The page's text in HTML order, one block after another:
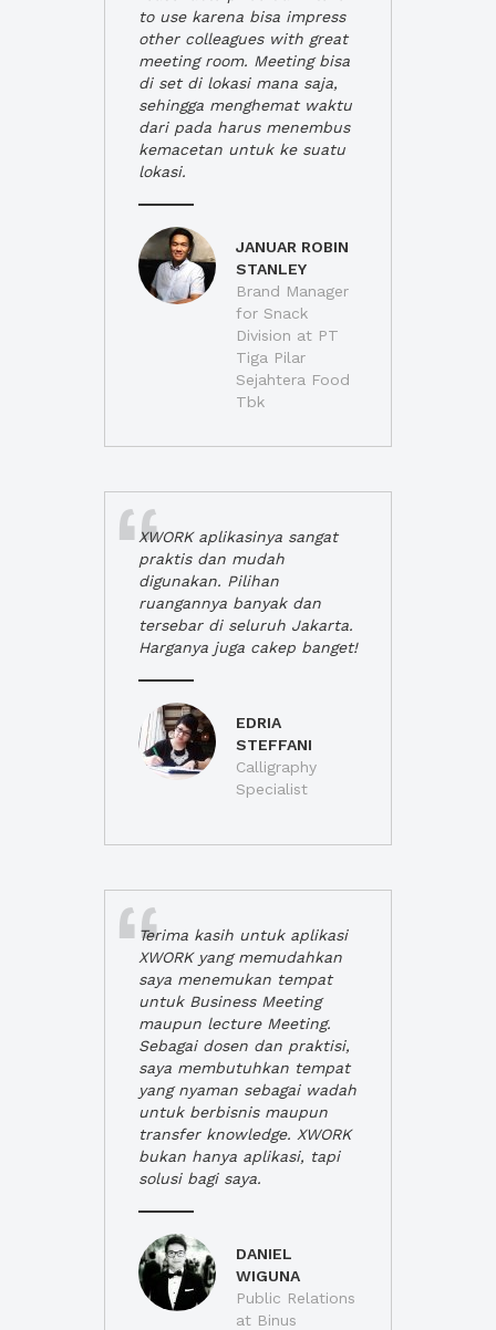
to use karena bisa impress
other colleagues with great
meeting room. Meeting bisa
di set di lokasi mana saja,
sehingga menghemat waktu
dari pada harus menembus
kemacetan untuk ke suatu
lokasi.
JANUAR ROBIN
STANLEY
Brand Manager
for Snack
Division at PT
Tiga Pilar
Sejahtera Food
Tbk
XWORK aplikasinya sangat
praktis dan mudah
digunakan. Pilihan
ruangannya banyak dan
tersebar di seluruh Jakarta.
Harganya juga cakep banget!
EDRIA
STEFFANI
Calligraphy
Specialist
Terima kasih untuk aplikasi
XWORK yang memudahkan
saya menemukan tempat
untuk Business Meeting
maupun lecture Meeting.
Sebagai dosen dan praktisi,
saya membutuhkan tempat
yang nyaman sebagai wadah
untuk berbisnis maupun
transfer knowledge. XWORK
bukan hanya aplikasi, tapi
solusi bagi saya.
DANIEL
WIGUNA
Public Relations
at Binus